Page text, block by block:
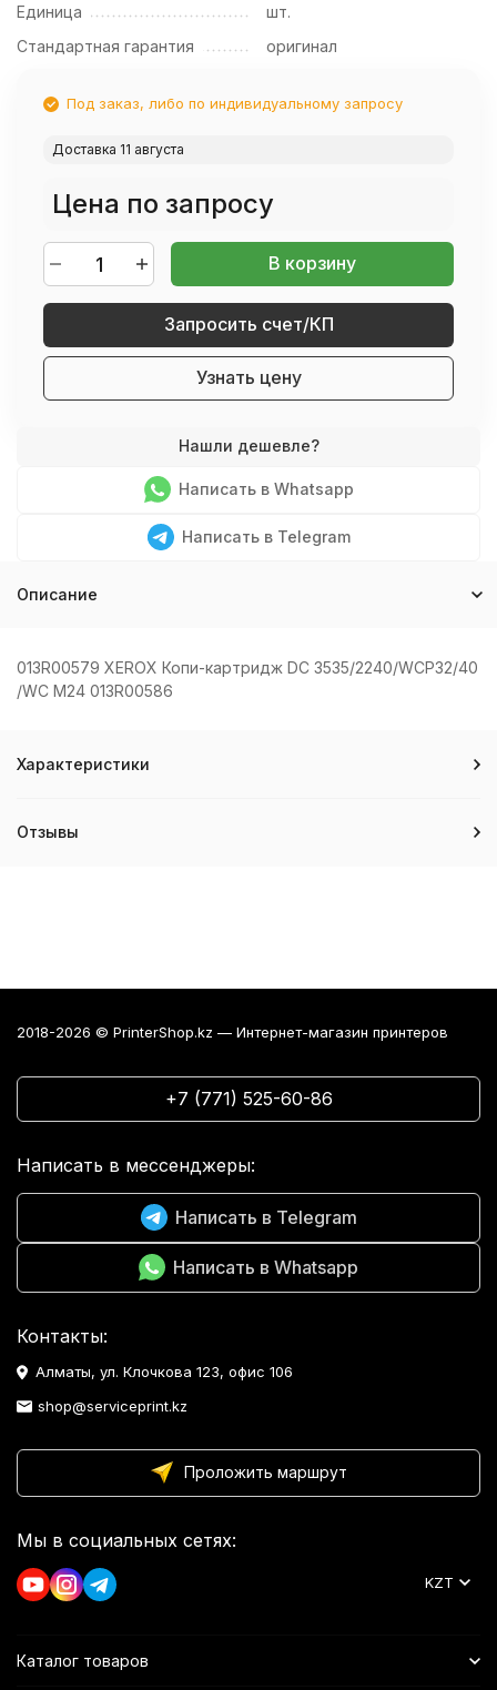
Единица
шт.
Стандартная гарантия
оригинал
Под заказ, либо по индивидуальному запросу
Доставка 11 августа
Цена по запросу
В корзину
Запросить счет/КП
Узнать цену
Написать в Whatsapp
Написать в Telegram
Описание
013R00579 XEROX Копи-картридж DC 3535/2240/WCP32/40
/WC M24 013R00586
Характеристики
Отзывы
2018-2026 © PrinterShop.kz — Интернет-магазин принтеров
+7 (771) 525-60-86
Написать в мессенджеры:
Написать в Telegram
Написать в Whatsapp
Контакты:
Алматы, ул. Клочкова 123, офис 106
shop@serviceprint.kz
Проложить маршрут
Мы в социальных сетях:
KZT
Каталог товаров